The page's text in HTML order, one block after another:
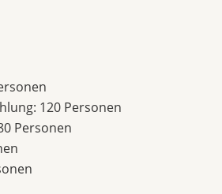
120 Personen
Personen